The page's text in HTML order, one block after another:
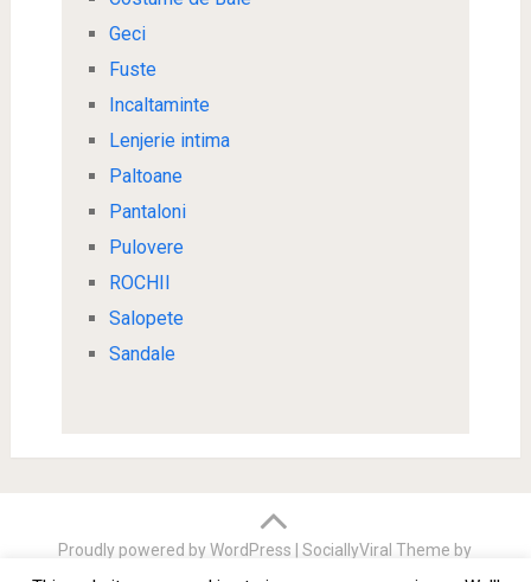
Geci
Fuste
Incaltaminte
Lenjerie intima
Paltoane
Pantaloni
Pulovere
ROCHII
Salopete
Sandale
Proudly powered by WordPress |SociallyViral Theme by